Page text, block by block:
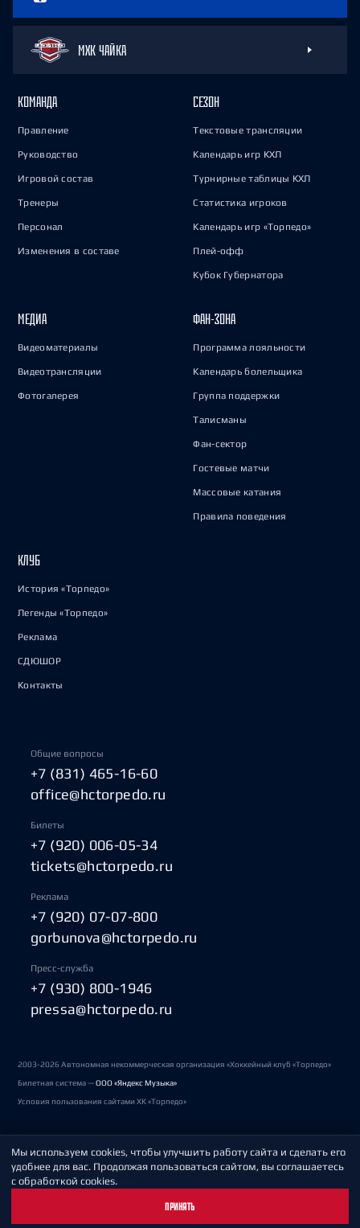
МХК ЧАЙКА
КОМАНДА
Правление
Руководство
Игровой состав
Тренеры
Персонал
Изменения в составе
СЕЗОН
Текстовые трансляции
Календарь игр КХЛ
Турнирные таблицы КХЛ
Статистика игроков
Календарь игр «Торпедо»
Плей-офф
Кубок Губернатора
МЕДИА
Видеоматериалы
Видеотрансляции
Фотогалерея
ФАН-ЗОНА
Программа лояльности
Календарь болельщика
Группа поддержки
Талисманы
Фан-сектор
Гостевые матчи
Массовые катания
Правила поведения
КЛУБ
История «Торпедо»
Легенды «Торпедо»
Реклама
СДЮШОР
Контакты
Общие вопросы
+7 (831) 465-16-60
office@hctorpedo.ru
Билеты
+7 (920) 006-05-34
tickets@hctorpedo.ru
Реклама
+7 (920) 07-07-800
gorbunova@hctorpedo.ru
Пресс-служба
+7 (930) 800-1946
pressa@hctorpedo.ru
2003-2026 Автономная некоммерческая организация «Хоккейный клуб «Торпедо»
Билетная система —ООО «Яндекс Музыка»
Условия пользования сайтами ХК «Торпедо»
Политика обработки персональных данных
Пользовательское соглашение
Мы используем cookies, чтобы улучшить работу сайта и сделать его
удобнее для вас. Продолжая пользоваться сайтом, вы соглашаетесь
с обработкой cookies.
ПРИНЯТЬ